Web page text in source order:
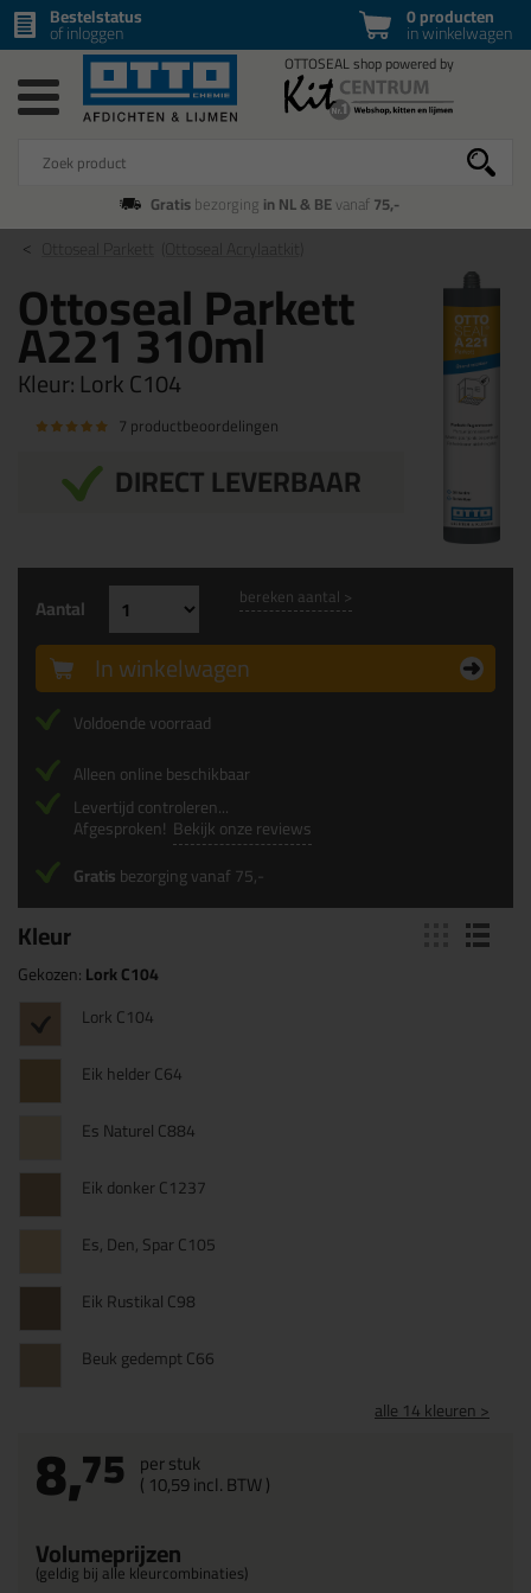
0 producten
in winkelwagen
Bestelstatus
of inloggen
Gratisbezorging in NL & BEvanaf75,-
Ottoseal Parkett
A221 310ml
Kleur:Lork C104
7 productbeoordelingen
DIRECT LEVERBAAR
Kleur
Gekozen:Lork C104
Lork C104
Eik helder C64
Es Naturel C884
Eik donker C1237
Es, Den, Spar C105
Eik Rustikal C98
Beuk gedempt C66
alle 14 kleuren >
8,75 per stuk
( 10,59incl. BTW )
Volumeprijzen
(geldig bij alle kleurcombinaties)
Aantal bereken aantal >
In winkelwagen
Voldoende voorraad
Alleen online beschikbaar
Levertijd controleren...
Afgesproken! Bekijk onze reviews
Gratisbezorging vanaf 75,-